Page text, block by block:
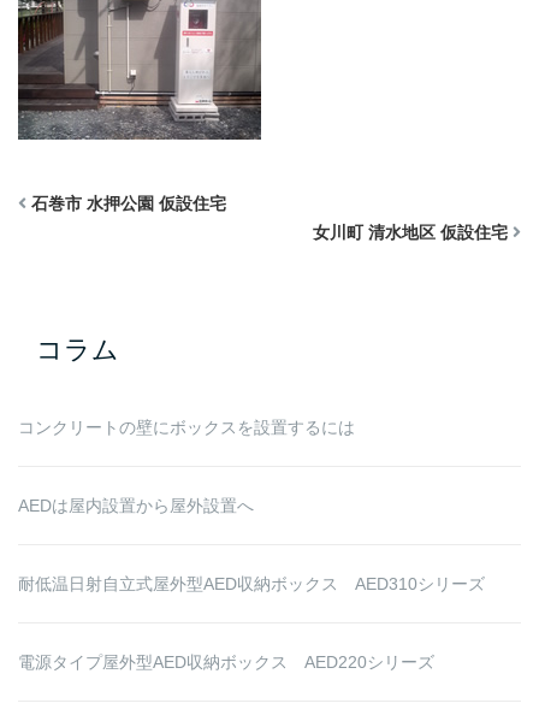
石巻市 水押公園 仮設住宅
女川町 清水地区 仮設住宅
コラム
コンクリートの壁にボックスを設置するには
AEDは屋内設置から屋外設置へ
耐低温日射自立式屋外型AED収納ボックス AED310シリーズ
電源タイプ屋外型AED収納ボックス AED220シリーズ